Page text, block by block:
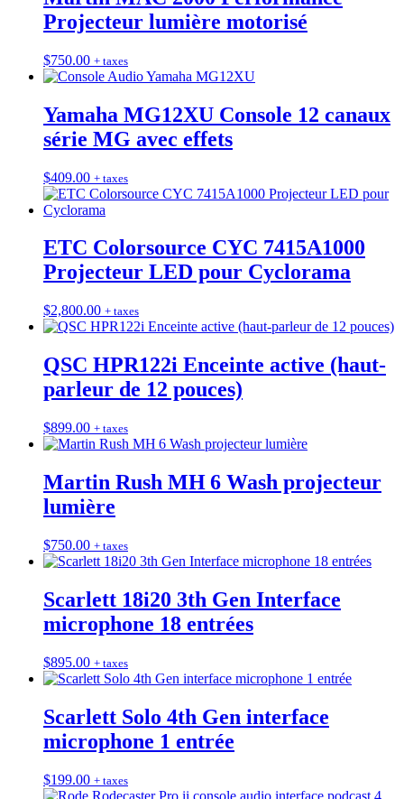
Projecteur lumière motorisé
$750.00 + taxes
Yamaha MG12XU Console 12 canaux
série MG avec effets
$409.00 + taxes
ETC Colorsource CYC 7415A1000
Projecteur LED pour Cyclorama
$2,800.00 + taxes
QSC HPR122i Enceinte active (haut-
parleur de 12 pouces)
$899.00 + taxes
Martin Rush MH 6 Wash projecteur
lumière
$750.00 + taxes
Scarlett 18i20 3th Gen Interface
microphone 18 entrées
$895.00 + taxes
Scarlett Solo 4th Gen interface
microphone 1 entrée
$199.00 + taxes